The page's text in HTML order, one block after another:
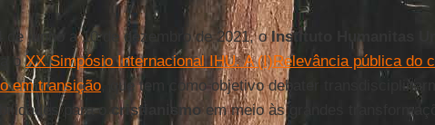
de junho a 10 de dezembro de 2021, oInstituto Humanitas
oXX Simpósio Internacional IHU. A (I)Relevância pública do
em transição, que tem como objetivo debater
para ocristianismoem meio às grandes